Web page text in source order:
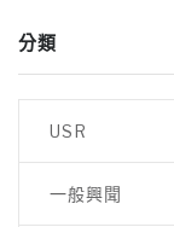
導
覽
分類
USR
一般興聞